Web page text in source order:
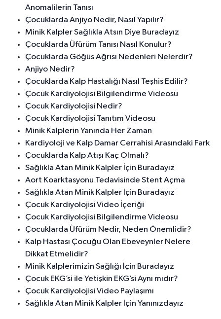
Anomalilerin Tanısı
Çocuklarda Anjiyo Nedir, Nasıl Yapılır?
Minik Kalpler Sağlıkla Atsın Diye Buradayız
Çocuklarda Üfürüm Tanısı Nasıl Konulur?
Çocuklarda Göğüs Ağrısı Nedenleri Nelerdir?
Anjiyo Nedir?
Çocuklarda Kalp Hastalığı Nasıl Teşhis Edilir?
Çocuk Kardiyolojisi Bilgilendirme Videosu
Çocuk Kardiyolojisi Nedir?
Çocuk Kardiyolojisi Tanıtım Videosu
Minik Kalplerin Yanında Her Zaman
Kardiyoloji ve Kalp Damar Cerrahisi Arasındaki Fark
Çocuklarda Kalp Atışı Kaç Olmalı?
Sağlıkla Atan Minik Kalpler İçin Buradayız
Aort Koarktasyonu Tedavisinde Stent Açma
Sağlıkla Atan Minik Kalpler İçin Buradayız
Çocuk Kardiyolojisi Video İçeriği
Çocuk Kardiyolojisi Bilgilendirme Videosu
Çocuklarda Üfürüm Nedir, Neden Önemlidir?
Kalp Hastası Çocuğu Olan Ebeveynler Nelere
Dikkat Etmelidir?
Minik Kalplerimizin Sağlığı İçin Buradayız
Çocuk EKG’si ile Yetişkin EKG’si Aynı mıdır?
Çocuk Kardiyolojisi Video Paylaşımı
Sağlıkla Atan Minik Kalpler İçin Yanınızdayız